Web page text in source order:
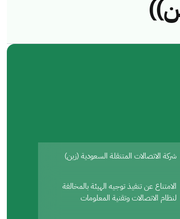
شركة الاتصالات المتنقلة السعودية (زين)
الامتناع عن تنفيذ توجيه الهيئة بالمخالفة
لنظام الاتصالات وتقنية المعلومات